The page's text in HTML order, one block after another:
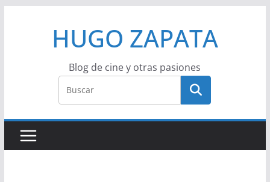
HUGO ZAPATA
Blog de cine y otras pasiones